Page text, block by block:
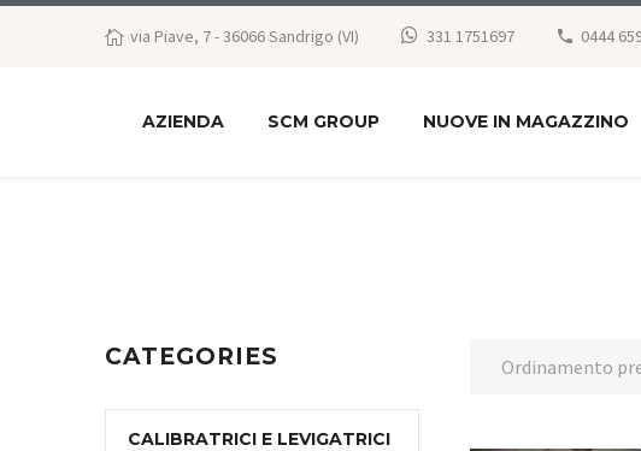
via Piave, 7 - 36066 Sandrigo (VI) 331 1751697 0444
AZIENDA SCM GROUP NUOVE IN MAGAZZINO
Ordinamento
CATEGORIES
CALIBRATRICI E LEVIGATRICI